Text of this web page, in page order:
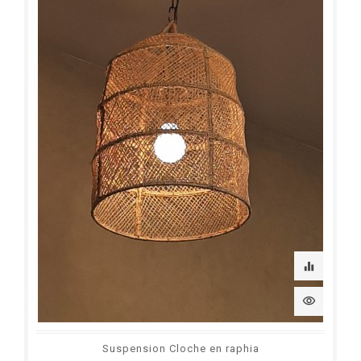
equalizer
visibility
Suspension Cloche en raphia